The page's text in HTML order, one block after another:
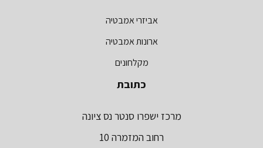
אביזרי אמבטיה
ארונות אמבטיה
מקלחונים
כתובת
מרכז ישפרו סנטר נס ציונה
רחוב המזמרה 10